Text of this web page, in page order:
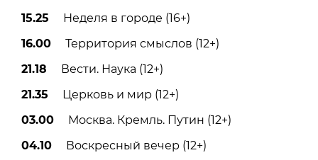
15.25 Неделя в городе (16+)
16.00 Территория смыслов (12+)
21.18 Вести. Наука (12+)
21.35 Церковь и мир (12+)
03.00 Москва. Кремль. Путин (12+)
04.10 Воскресный вечер (12+)